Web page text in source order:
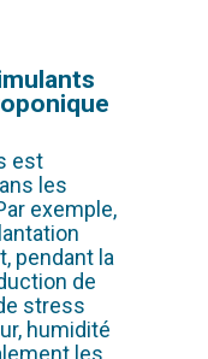
est
les
exemple,
pendant la
de
stress
humidité
les